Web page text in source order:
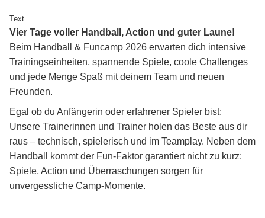
Text
Vier Tage voller Handball, Action und guter Laune!
Beim Handball & Funcamp 2026 erwarten dich intensive
Trainingseinheiten, spannende Spiele, coole Challenges
und jede Menge Spaß mit deinem Team und neuen
Freunden.
Egal ob du Anfängerin oder erfahrener Spieler bist:
Unsere Trainerinnen und Trainer holen das Beste aus dir
raus – technisch, spielerisch und im Teamplay. Neben dem
Handball kommt der Fun-Faktor garantiert nicht zu kurz:
Spiele, Action und Überraschungen sorgen für
unvergessliche Camp-Momente.